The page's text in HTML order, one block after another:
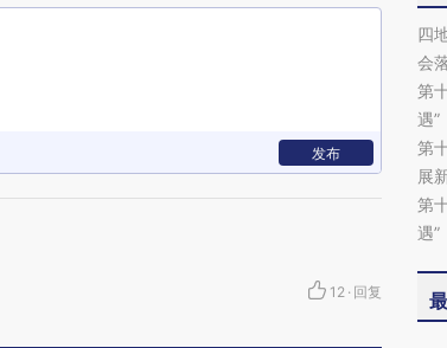
发布
12 · 回复
四
会
第
遇”
第
展
第
遇”